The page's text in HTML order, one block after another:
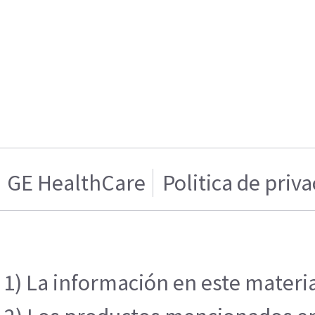
GE HealthCare Politica de
1) La información en este